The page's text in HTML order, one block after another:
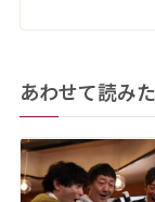
あわせて読み